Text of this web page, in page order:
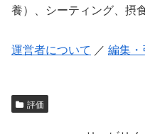
養）、シーティング、摂
運営者について ／ 編集
評価